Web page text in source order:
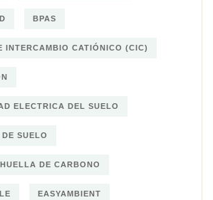
BPAS
INTERCAMBIO CATIÓNICO (CIC)
ELECTRICA DEL SUELO
SUELO
DE CARBONO
EASYAMBIENT